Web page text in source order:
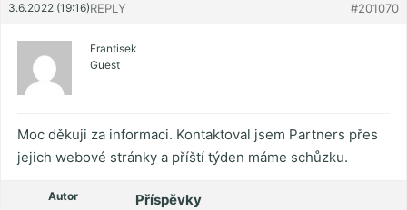
3.6.2022 (19:16) #201070
REPLY
Frantisek
Guest
Moc děkuji za informaci. Kontaktoval jsem Partners přes
jejich webové stránky a příští týden máme schůzku.
Autor Příspěvky